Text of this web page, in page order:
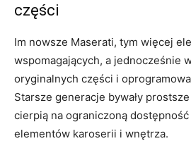
części
Im nowsze Maserati, tym więcej
wspomagających, a jednocześnie
oryginalnych części i
Starsze generacje bywały
cierpią na ograniczoną
elementów karoserii i wnętrza.